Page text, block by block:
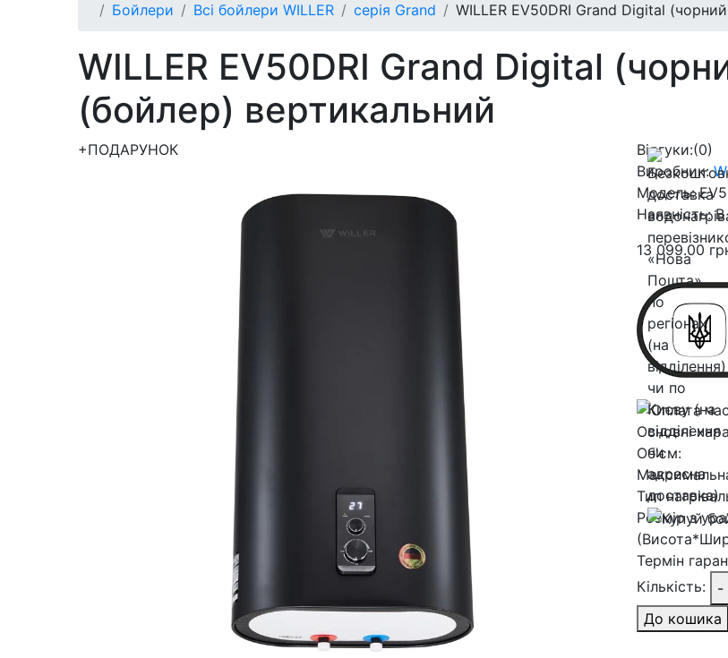
Бойлери Всі бойлери WILLER серія Grand WILLER EV50DRI Grand Digital
WILLER EV50DRI Grand Digital
(бойлер) вертикальний
+ПОДАРУНОК Відгуки:(0)
Виробник:
Модель:
Наявність:В
13 099.00
Основні
Об'єм:
Тип
Розмір з
Термін
Кількість:
-
До кошика